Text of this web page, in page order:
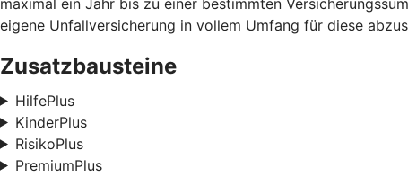
eigene Unfallversicherung in vollem Umfang für diese
Zusatzbausteine
HilfePlus
KinderPlus
RisikoPlus
PremiumPlus